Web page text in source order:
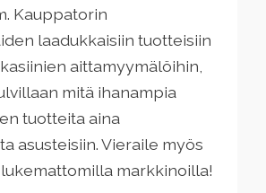
Kauppatorin
laadukkaisiin tuotteisiin
aittamyymälöihin,
mitä ihanampia
tuotteita aina
asusteisiin. Vieraile myös
markkinoilla!